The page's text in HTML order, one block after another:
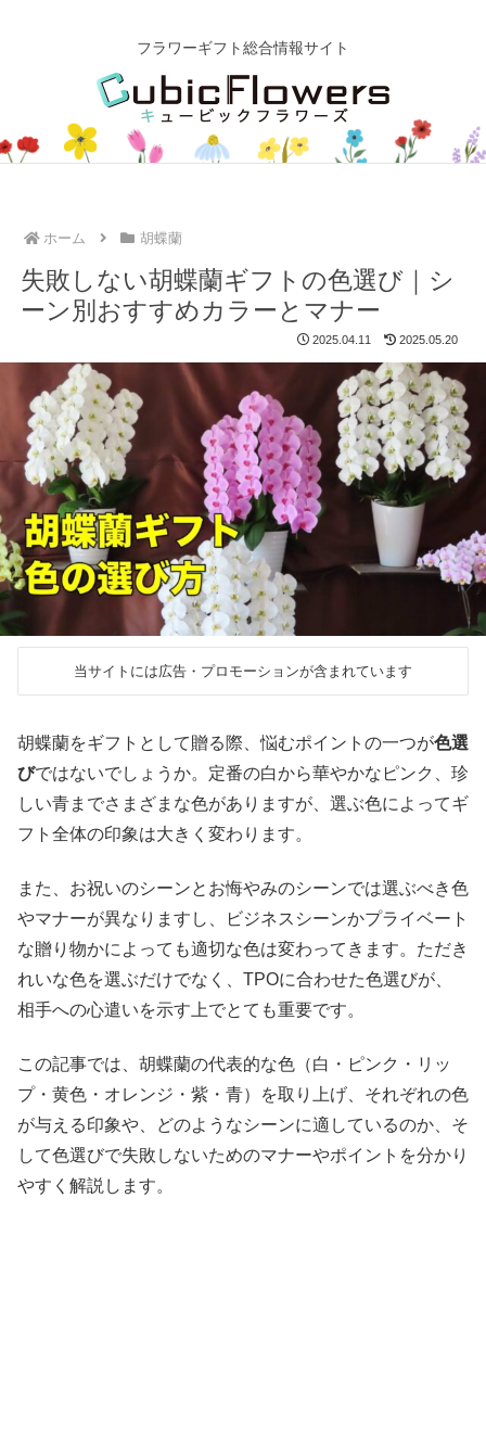
フラワーギフト総合情報サイト
ホーム 胡蝶蘭
失敗しない胡蝶蘭ギフトの色選び｜シ
ーン別おすすめカラーとマナー
2025.04.11 2025.05.20
当サイトには広告・プロモーションが含まれています
胡蝶蘭をギフトとして贈る際、悩むポイントの一つが色選
びではないでしょうか。定番の白から華やかなピンク、珍
しい青までさまざまな色がありますが、選ぶ色によってギ
フト全体の印象は大きく変わります。
また、お祝いのシーンとお悔やみのシーンでは選ぶべき色
やマナーが異なりますし、ビジネスシーンかプライベート
な贈り物かによっても適切な色は変わってきます。ただき
れいな色を選ぶだけでなく、TPOに合わせた色選びが、
相手への心遣いを示す上でとても重要です。
この記事では、胡蝶蘭の代表的な色（白・ピンク・リッ
プ・黄色・オレンジ・紫・青）を取り上げ、それぞれの色
が与える印象や、どのようなシーンに適しているのか、そ
して色選びで失敗しないためのマナーやポイントを分かり
やすく解説します。